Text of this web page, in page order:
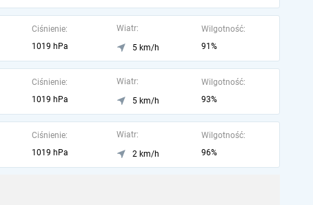
Ciśnienie:
1019 hPa
Wiatr:
5 km/h
Wilgotność:
91%
Ciśnienie:
1019 hPa
Wiatr:
5 km/h
Wilgotność:
93%
Ciśnienie:
1019 hPa
Wiatr:
2 km/h
Wilgotność:
96%